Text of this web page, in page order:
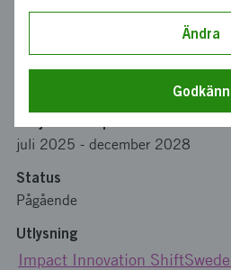
Koordinator
Sustainable Innovation i Sverige AB
Bidrag från Vinnova
juli 2025 - december 2028
Status
Pågående
Utlysning
Impact Innovation
Ändra
Godkänn